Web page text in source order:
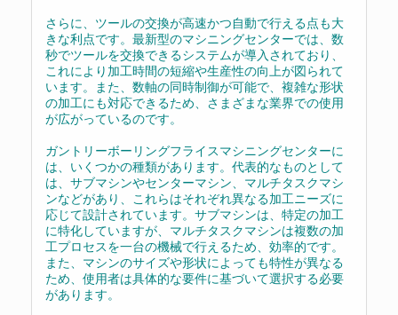
さらに、ツールの交換が高速かつ自動で行える点も大
きな利点です。最新型のマシニングセンターでは、数
秒でツールを交換できるシステムが導入されており、
これにより加工時間の短縮や生産性の向上が図られて
います。また、数軸の同時制御が可能で、複雑な形状
の加工にも対応できるため、さまざまな業界での使用
が広がっているのです。
ガントリーボーリングフライスマシニングセンターに
は、いくつかの種類があります。代表的なものとして
は、サブマシンやセンターマシン、マルチタスクマシ
ンなどがあり、これらはそれぞれ異なる加工ニーズに
応じて設計されています。サブマシンは、特定の加工
に特化していますが、マルチタスクマシンは複数の加
工プロセスを一台の機械で行えるため、効率的です。
また、マシンのサイズや形状によっても特性が異なる
ため、使用者は具体的な要件に基づいて選択する必要
があります。